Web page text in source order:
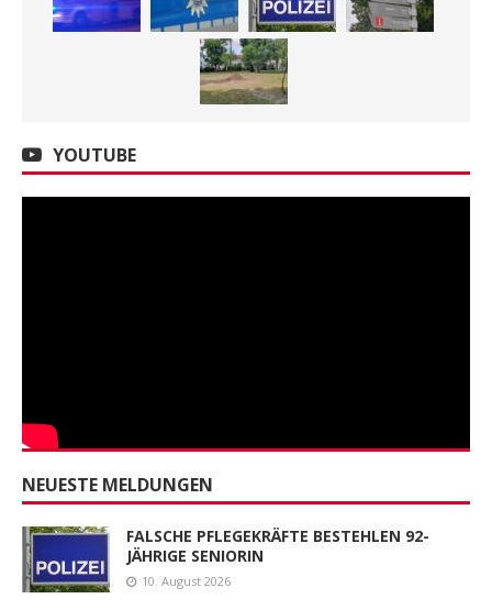
YOUTUBE
NEUESTE MELDUNGEN
FALSCHE PFLEGEKRÄFTE BESTEHLEN 92-
JÄHRIGE SENIORIN
10. August 2026